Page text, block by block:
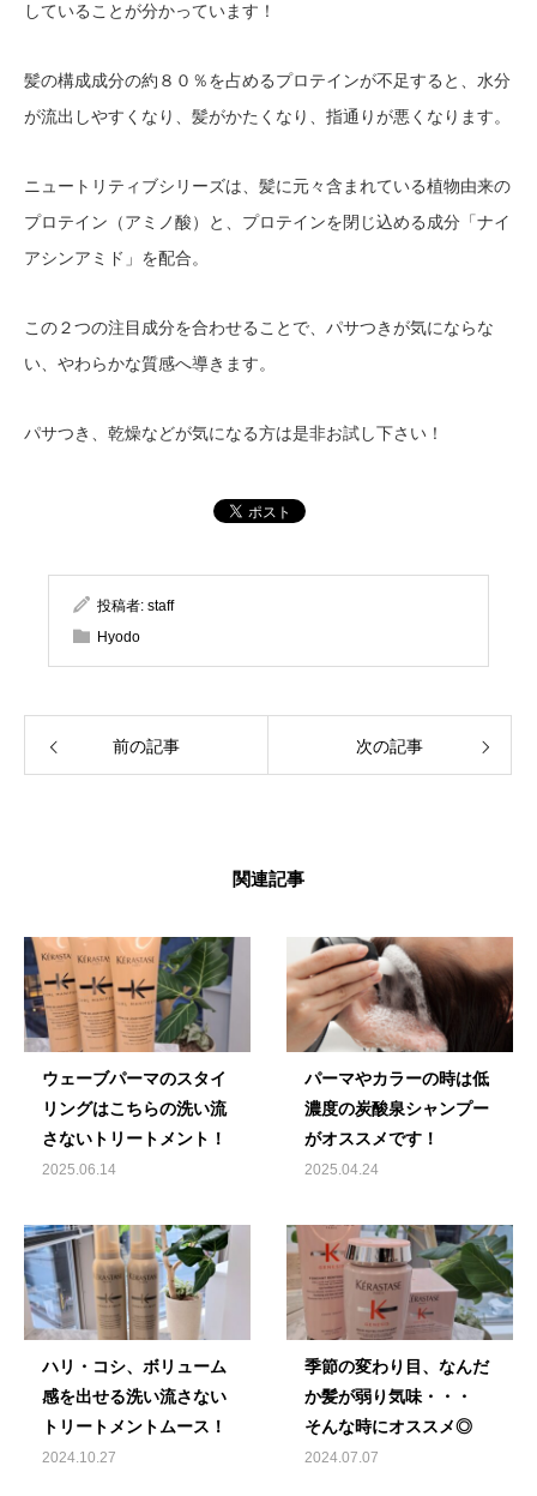
していることが分かっています！
髪の構成成分の約８０％を占めるプロテインが不足すると、水分
が流出しやすくなり、髪がかたくなり、指通りが悪くなります。
ニュートリティブシリーズは、髪に元々含まれている植物由来の
プロテイン（アミノ酸）と、プロテインを閉じ込める成分「ナイ
アシンアミド」を配合。
この２つの注目成分を合わせることで、パサつきが気にならな
い、やわらかな質感へ導きます。
パサつき、乾燥などが気になる方は是非お試し下さい！
投稿者: staff
Hyodo
前の記事 次の記事
関連記事
ウェーブパーマのスタイ
リングはこちらの洗い流
さないトリートメント！
2025.06.14
パーマやカラーの時は低
濃度の炭酸泉シャンプー
がオススメです！
2025.04.24
ハリ・コシ、ボリューム
感を出せる洗い流さない
トリートメントムース！
2024.10.27
季節の変わり目、なんだ
か髪が弱り気味・・・
そんな時にオススメ◎
2024.07.07